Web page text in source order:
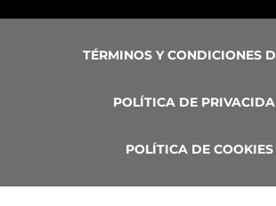
TÉRMINOS Y CONDICIONES
POLÍTICA DE
POLÍTICA DE COOKIES